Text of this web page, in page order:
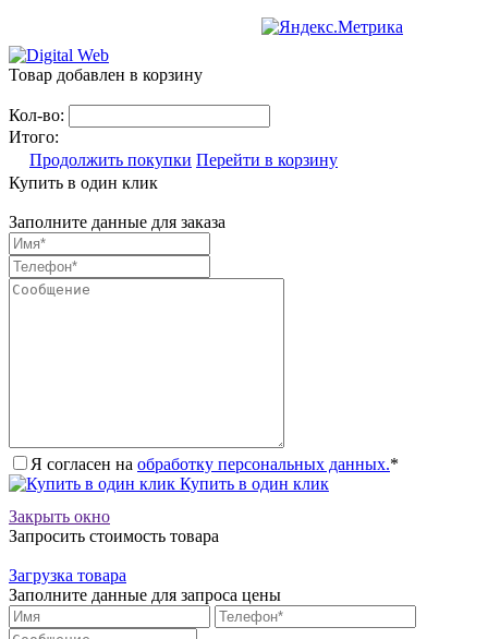
Товар добавлен в корзину
Кол-во:
Итого:
Продолжить покупки Перейти в корзину
Купить в один клик
Заполните данные для заказа
Я согласен на обработку персональных данных.*
Купить в один клик
Закрыть окно
Запросить стоимость товара
Загрузка товара
Заполните данные для запроса цены